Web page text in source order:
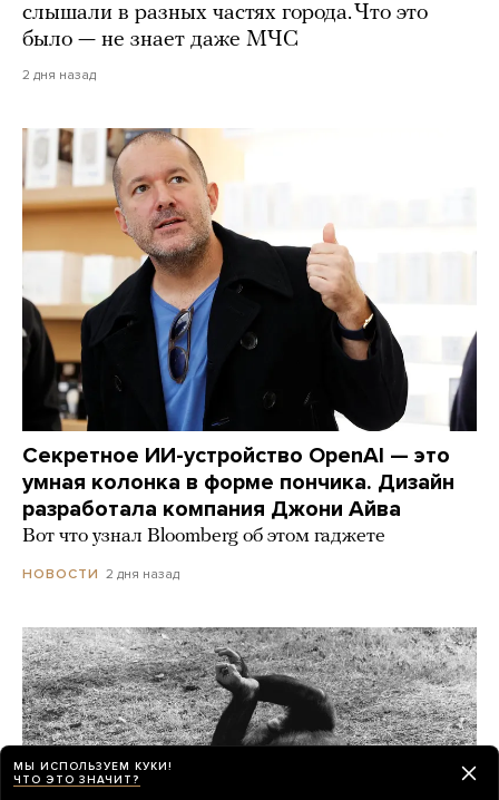
слышали в разных частях города. Что это
было — не знает даже МЧС
2 дня назад
Секретное ИИ-устройство OpenAI — это
умная колонка в форме пончика. Дизайн
разработала компания Джони Айва
Вот что узнал Bloomberg об этом гаджете
НОВОСТИ 2 дня назад
МЫ ИСПОЛЬЗУЕМ КУКИ!
ЧТО ЭТО ЗНАЧИТ?